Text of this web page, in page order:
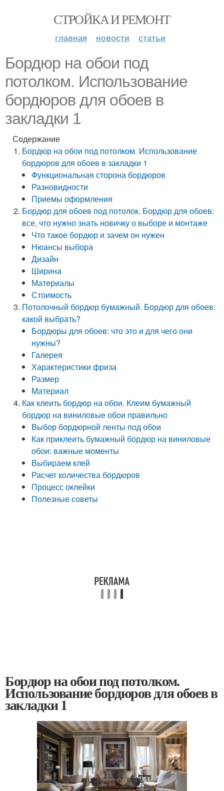
СТРОЙКА И РЕМОНТ
главная новости статьи
Бордюр на обои под
потолком. Использование
бордюров для обоев в
закладки 1
Содержание
Бордюр на обои под потолком. Использование
бордюров для обоев в закладки 1
Функциональная сторона бордюров
Разновидности
Приемы оформления
Бордюр для обоев под потолок. Бордюр для обоев:
все, что нужно знать новичку о выборе и монтаже
Что такое бордюр и зачем он нужен
Нюансы выбора
Дизайн
Ширина
Материалы
Стоимость
Потолочный бордюр бумажный. Бордюр для обоев:
какой выбрать?
Бордюры для обоев: что это и для чего они
нужны?
Галерея
Характеристики фриза
Размер
Материал
Как клеить бордюр на обои. Клеим бумажный
бордюр на виниловые обои правильно
Выбор бордюрной ленты под обои
Как приклеить бумажный бордюр на виниловые
обои: важные моменты
Выбираем клей
Расчет количества бордюров
Процесс оклейки
Полезные советы
Бордюр на обои под потолком.
Использование бордюров для обоев в
закладки 1